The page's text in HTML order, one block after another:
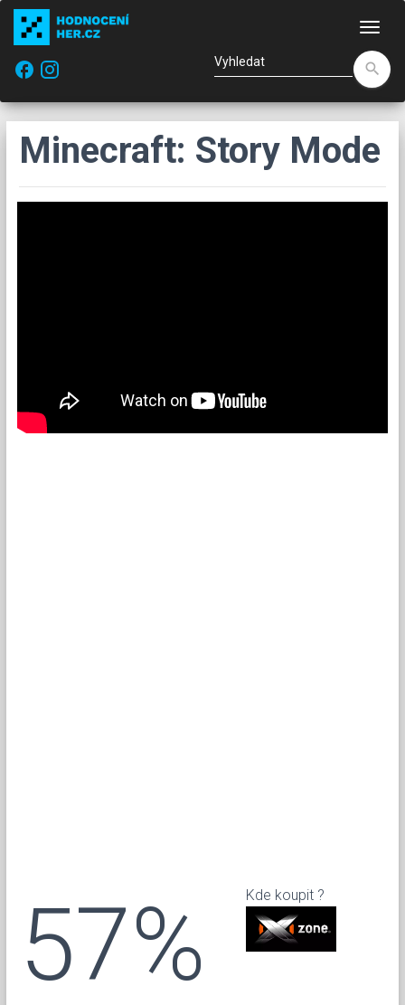
facebook
search
Minecraft: Story Mode
57% Kde koupit ?